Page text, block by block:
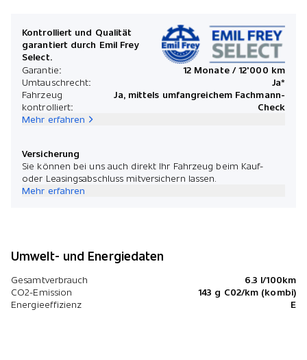
Kontrolliert und Qualität
garantiert durch Emil Frey
Select.
Garantie:
12 Monate / 12'000 km
Umtauschrecht:
Ja*
Fahrzeug
kontrolliert:
Ja, mittels umfangreichem Fachmann-
Check
Mehr erfahren
Versicherung
Sie können bei uns auch direkt Ihr Fahrzeug beim Kauf-
oder Leasingsabschluss mitversichern lassen.
Mehr erfahren
Umwelt- und Energiedaten
Gesamtverbrauch
6.3 l/100km
CO2-Emission
143 g C02/km (kombi)
Energieeffizienz
E